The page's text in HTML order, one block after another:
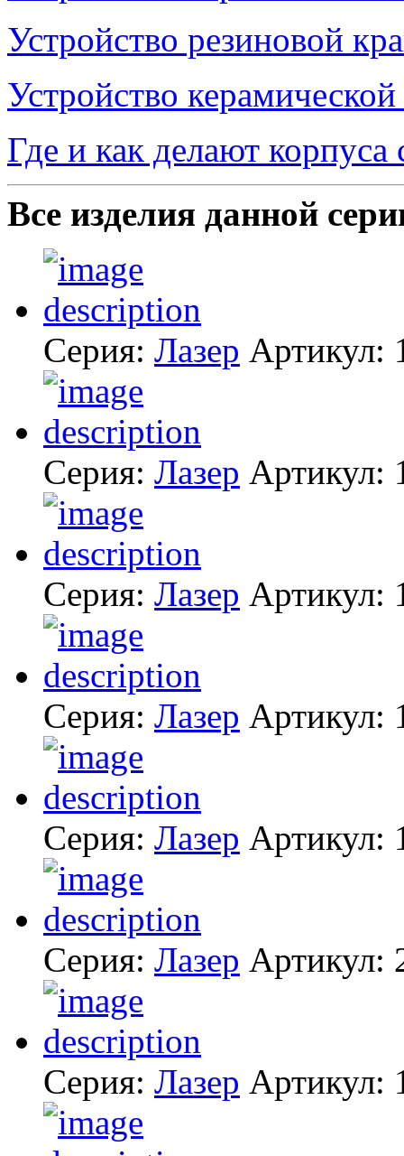
Устройство резиновой
Устройство
Где и как делают корпуса
Все изделия данной
Серия: Лазер Артикул:
Серия: Лазер Артикул:
Серия: Лазер Артикул:
Серия: Лазер Артикул:
Серия: Лазер Артикул:
Серия: Лазер Артикул:
Серия: Лазер Артикул: